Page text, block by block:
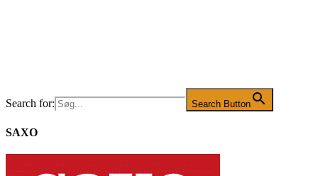
Search for: Search Button
SAXO